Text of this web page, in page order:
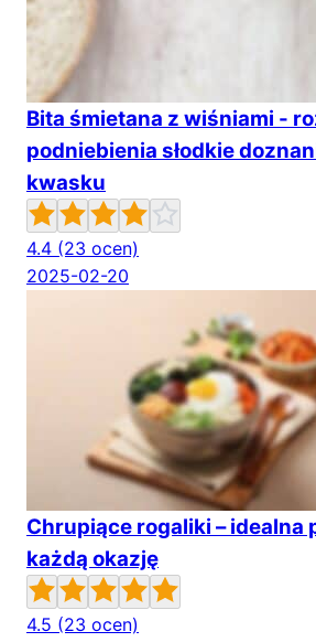
Bita śmietana z wiśniami -
podniebienia słodkie
kwasku
4.4 (23 ocen)
2025-02-20
Chrupiące rogaliki – idealna
każdą okazję
4.5 (23 ocen)